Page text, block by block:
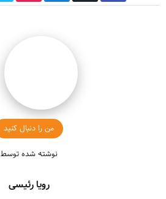
من را دنبال کنید
نوشته شده توسط
رویا رئیسی